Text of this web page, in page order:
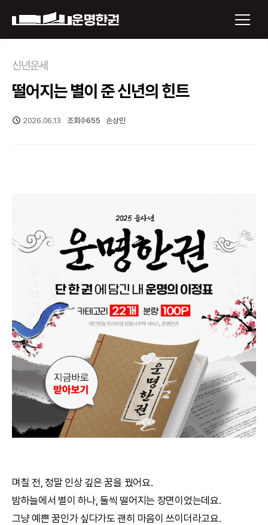
운명한권 보기
미래 배우자 얼굴
오늘의 운세
택일
작명
꿈해몽
문의사항
신년운세
떨어지는 별이 준 신년의 힌트
2026.06.13 조회수655 손상민
며칠 전, 정말 인상 깊은 꿈을 꿨어요.
밤하늘에서 별이 하나, 둘씩 떨어지는 장면이었는데요.
그냥 예쁜 꿈인가 싶다가도 괜히 마음이 쓰이더라고요.